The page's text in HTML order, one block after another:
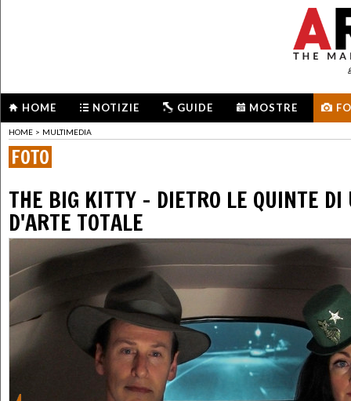
HOME NOTIZIE GUIDE MOSTRE
HOME > MULTIMEDIA
FOTO
THE BIG KITTY - DIETRO LE QUINTE DI
D'ARTE TOTALE